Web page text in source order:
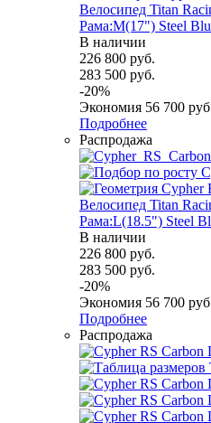
Велосипед Titan
Рама:M(17") Steel
В наличии
226 800 руб.
283 500 руб.
-20%
Экономия 56 700
Подробнее
Распродажа
Велосипед Titan
Рама:L(18.5") Steel
В наличии
226 800 руб.
283 500 руб.
-20%
Экономия 56 700
Подробнее
Распродажа